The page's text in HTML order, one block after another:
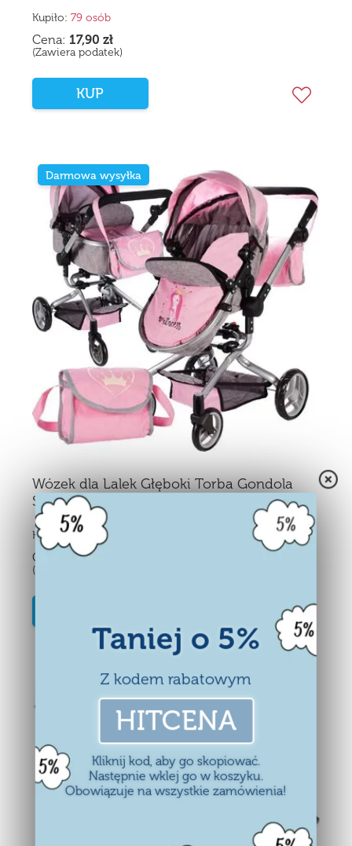
Taniej o 5%
Z kodem rabatowym
HITCENA
Kliknij kod, aby go skopiować.
Następnie wklej go w koszyku.
Obowiązuje na wszystkie zamówienia!
Kupiło: 79 osób
Cena: 17,90 zł
(Zawiera podatek)
KUP
Darmowa wysyłka
Wózek dla Lalek Głęboki Torba Gondola
Spacerówka Księżniczka
Kupiło: 574 osób
Cena: 187,48
(Zawiera podatek)